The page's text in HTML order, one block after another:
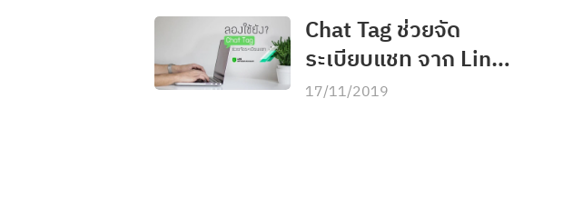
Chat Tag ช่วยจัด
ระเบียบแชท จาก Line
Official Account
17/11/2019